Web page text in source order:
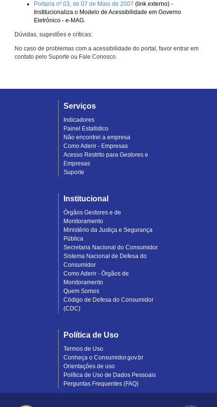
Portaria nº 03, de 07 de Maio de 2007 (link externo) -
Institucionaliza o Modelo de Acessibilidade em Governo
Eletrônico - e-MAG.
Dúvidas, sugestões e críticas:
No caso de problemas com a acessibilidade do portal, favor entrar em
contato pelo Suporte ou Fale Conosco.
Serviços
Indicadores
Painel Estatístico
Não encontrei a empresa
Como Aderir - Empresas
Acesso Restrito para Gestores e
Empresas
Suporte
Institucional
Órgãos Gestores e de
Monitoramento
Ministério da Justiça e Segurança
Pública
Secretaria Nacional do Consumidor
Sistema Nacional de Defesa do
Consumidor
Como Aderir - Órgãos de
Monitoramento
Quem Somos
Código de Defesa do Consumidor
(CDC)
Política de Uso
Termos de Uso
Conheça o Consumidor.gov.br
Orientações de uso
Política de Uso de Dados Pessoais
Perguntas Frequentes (FAQ)